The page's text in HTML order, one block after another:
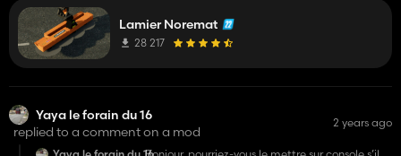
Lamier Noremat
28 217
Yaya le forain du 16
replied to a comment on a mod
2 years ago